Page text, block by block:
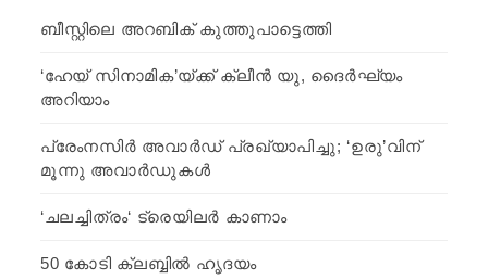
ബീസ്റ്റിലെ അറബിക് കുത്തുപാട്ടെത്തി
‘ഹേയ് സിനാമിക’യ്ക്ക് ക്ലീന്‍ യു, ദൈര്‍ഘ്യം
അറിയാം
പ്രേംനസിർ അവാർഡ് പ്രഖ്യാപിച്ചു; ‘ഉരു’വിന്
മൂന്നു അവാര്‍ഡുകള്‍
‘ചലച്ചിത്രം‘ ട്രെയിലർ കാണാം
50 കോടി ക്ലബ്ബിൽ ഹൃദയം